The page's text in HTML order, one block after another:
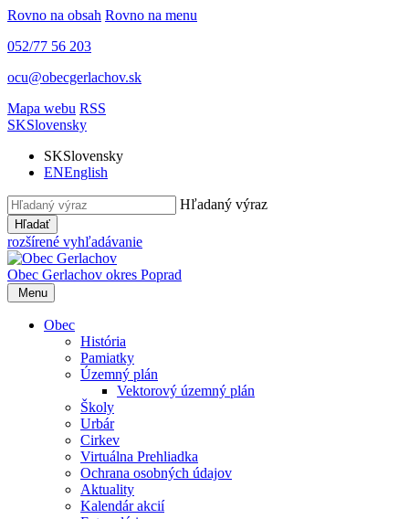
Rovno na obsah Rovno na menu
052/77 56 203
ocu@obecgerlachov.sk
Mapa webu RSS
SKSlovensky
SKSlovensky
ENEnglish
Hľadaný výraz
Hľadať
rozšírené vyhľadávanie
Obec Gerlachov okres Poprad
Menu
Obec
História
Pamiatky
Územný plán
Vektorový územný plán
Školy
Urbár
Cirkev
Virtuálna Prehliadka
Ochrana osobných údajov
Aktuality
Kalendár akcií